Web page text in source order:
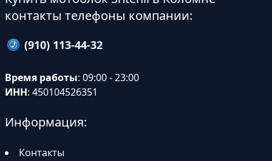
контакты телефоны компании:
(910) 113-44-32
Время работы: 09:00 - 23:00
ИНН: 450104526351
Информация:
Контакты